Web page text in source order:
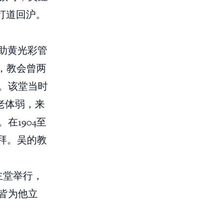
回沪。
黄光彩管
教会曾两
该堂当时
体弱，来
在1904至
。吴的教
举行，
为他立